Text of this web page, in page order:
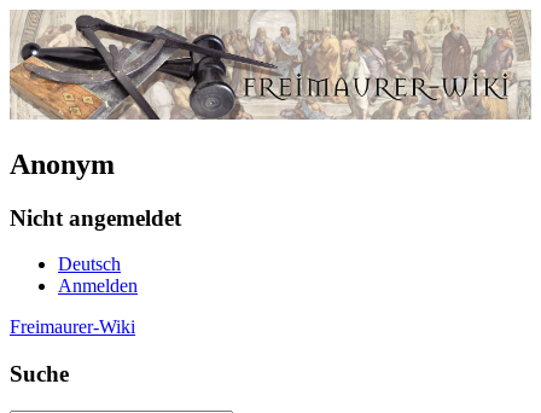
Anonym
Nicht angemeldet
Deutsch
Anmelden
Freimaurer-Wiki
Suche